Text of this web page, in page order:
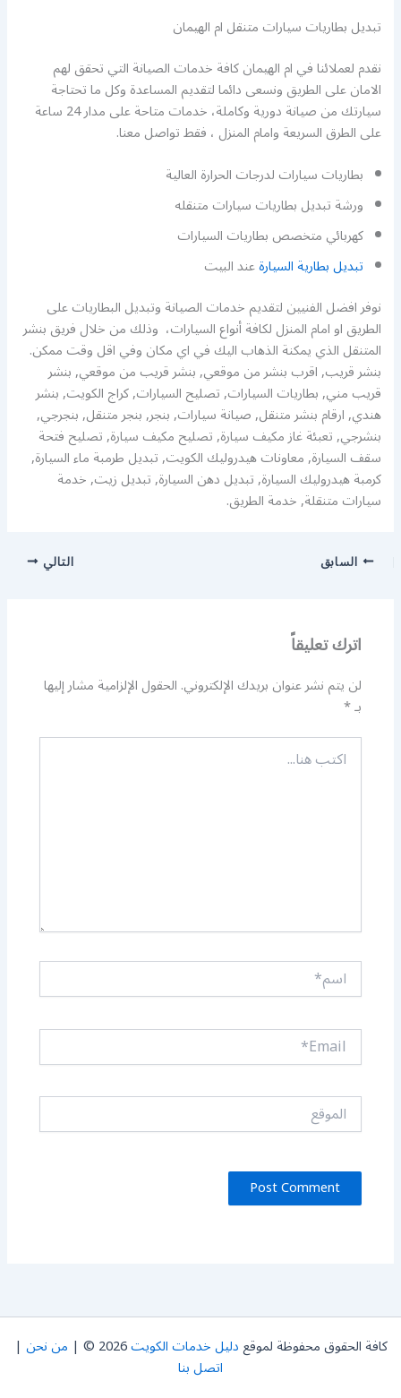
تبديل بطاريات سيارات متنقل ام الهيمان
نقدم لعملائنا في ام الهيمان كافة خدمات الصيانة التي تحقق لهم
الامان على الطريق ونسعى دائما لتقديم المساعدة وكل ما تحتاجة
سيارتك من صيانة دورية وكاملة، خدمات متاحة على مدار 24 ساعة
على الطرق السريعة وامام المنزل ، فقط تواصل معنا.
بطاريات سيارات لدرجات الحرارة العالية
ورشة تبديل بطاريات سيارات متنقله
كهربائي متخصص بطاريات السيارات
تبديل بطارية السيارةعند البيت
نوفر افضل الفنيين لتقديم خدمات الصيانة وتبديل البطاريات على
الطريق او امام المنزل لكافة أنواع السيارات، وذلك من خلال فريق بنشر
المتنقل الذي يمكنة الذهاب اليك في اي مكان وفي اقل وقت ممكن.
بنشر قريب, اقرب بنشر من موقعي, بنشر قريب من موقعي, بنشر
قريب مني, بطاريات السيارات, تصليح السيارات, كراج الكويت, بنشر
هندي, ارقام بنشر متنقل, صيانة سيارات, بنجر, بنجر متنقل, بنجرجي,
بنشرجي, تعبئة غاز مكيف سيارة, تصليح مكيف سيارة, تصليح فتحة
سقف السيارة, معاونات هيدروليك الكويت, تبديل طرمبة ماء السيارة,
كرمبة هيدروليك السيارة, تبديل دهن السيارة, تبديل زيت, خدمة
سيارات متنقلة, خدمة الطريق.
السابق التالي
اترك تعليقاً
لن يتم نشر عنوان بريدك الإلكتروني.الحقول الإلزامية مشار إليها
بـ*
اكتب
هنا...
اسم*
Email*
الموقع
كافة الحقوق محفوظة لموقعدليل خدمات الكويت2026 © | من نحن |
اتصل بنا